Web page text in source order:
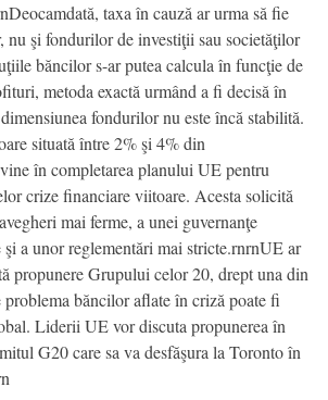
taxa în cauză ar urma să fie
nu şi fondurilor de investiţii sau societăţilor
băncilor s-ar putea calcula în funcţie de
metoda exactă urmând a fi decisă în
fondurilor nu este încă stabilită.
situată între 2% şi 4% din
în completarea planului UE pentru
crize financiare viitoare. Acesta solicită
mai ferme, a unei guvernanţe
a unor reglementări mai stricte.rnrnUE ar
propunere Grupului celor 20, drept una din
băncilor aflate în criză poate fi
Liderii UE vor discuta propunerea în
G20 care sa va desfăşura la Toronto în